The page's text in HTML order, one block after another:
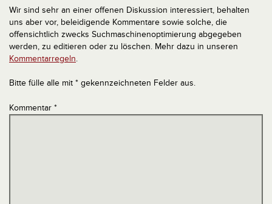
Wir sind sehr an einer offenen Diskussion interessiert, behalten
uns aber vor, beleidigende Kommentare sowie solche, die
offensichtlich zwecks Suchmaschinenoptimierung abgegeben
werden, zu editieren oder zu löschen. Mehr dazu in unseren
Kommentarregeln.
Bitte fülle alle mit * gekennzeichneten Felder aus.
Kommentar *